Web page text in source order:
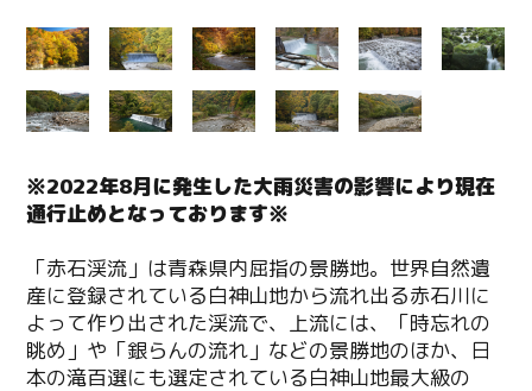
※2022年8月に発生した大雨災害の影響により現在
通行止めとなっております※
「赤石渓流」は青森県内屈指の景勝地。世界自然遺
産に登録されている白神山地から流れ出る赤石川に
よって作り出された渓流で、上流には、「時忘れの
眺め」や「銀らんの流れ」などの景勝地のほか、日
本の滝百選にも選定されている白神山地最大級の